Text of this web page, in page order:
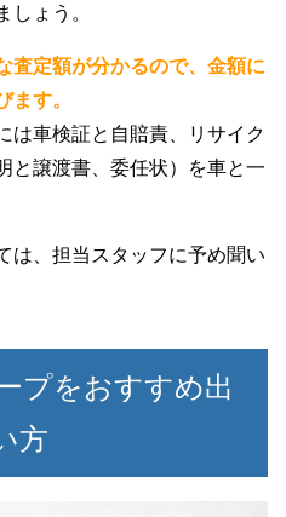
しょう。
査定額が分かるので、金額に
ます。
は車検証と自賠責、リサイク
と譲渡書、委任状）を車と一
は、担当スタッフに予め聞い
プをおすすめ出
方